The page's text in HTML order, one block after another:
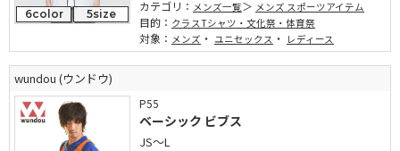
6color 5size
カテゴリ： メンズ一覧 メンズ スポーツアイテム
目的： クラスTシャツ・文化祭・体育祭
対象： メンズ ・ ユニセックス ・ レディース
wundou (ウンドウ)
P55
ベーシック ビブス
JS～L